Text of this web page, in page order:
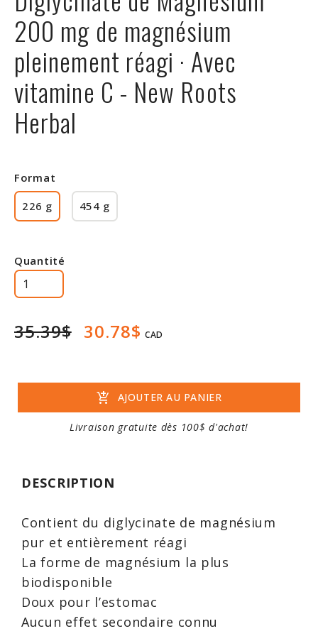
200 mg de magnésium
pleinement réagi · Avec
vitamine C - New Roots
Herbal
Format
226 g
454 g
Quantité
35.39$ 30.78$ CAD
add_shopping_cart AJOUTER AU PANIER
Livraison gratuite dès 100$ d'achat!
DESCRIPTION
Contient du diglycinate de magnésium
pur et entièrement réagi
La forme de magnésium la plus
biodisponible
Doux pour l’estomac
Aucun effet secondaire connu
Rabais